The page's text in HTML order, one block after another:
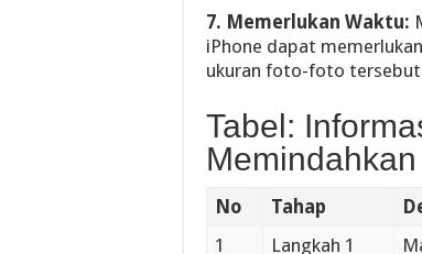
7. Memerlukan Waktu:
iPhone dapat
ukuran foto-foto
Tabel:
No Tahap
1
Langkah 1